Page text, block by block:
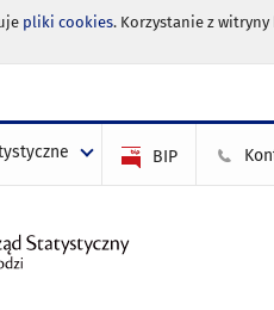
pliki cookies. Korzystanie z
BIP